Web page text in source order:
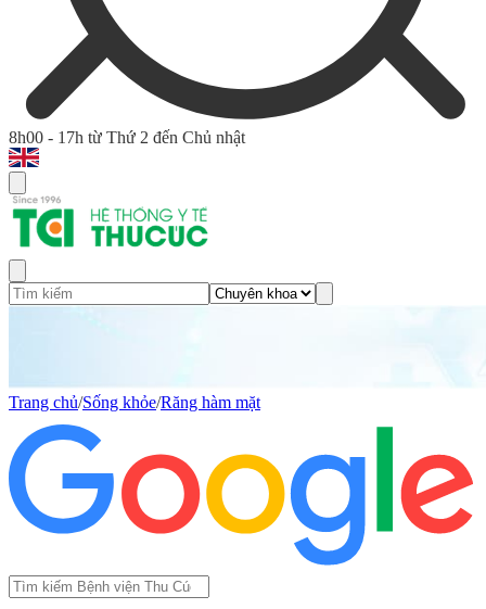
8h00 - 17h từ Thứ 2 đến Chủ nhật
Trang chủ/Sống khỏe/Răng hàm mặt